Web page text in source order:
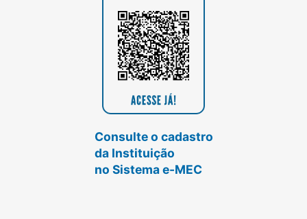
Consulte o cadastro
da Instituição
no Sistema e-MEC